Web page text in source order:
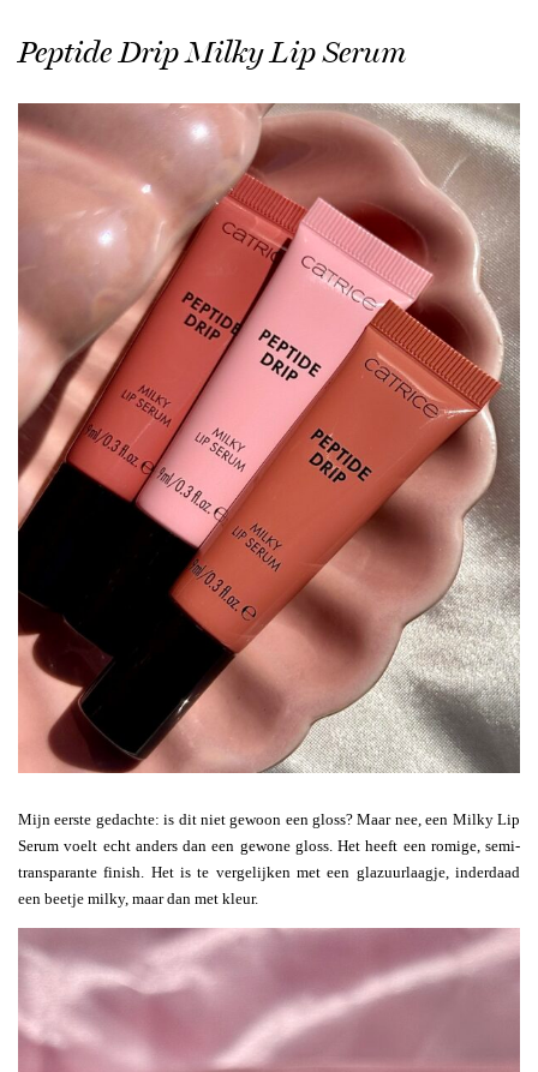
Peptide Drip Milky Lip Serum
Mijn eerste gedachte: is dit niet gewoon een gloss? Maar nee, een Milky Lip
Serum voelt echt anders dan een gewone gloss. Het heeft een romige, semi-
transparante finish. Het is te vergelijken met een glazuurlaagje, inderdaad
een beetje milky, maar dan met kleur.